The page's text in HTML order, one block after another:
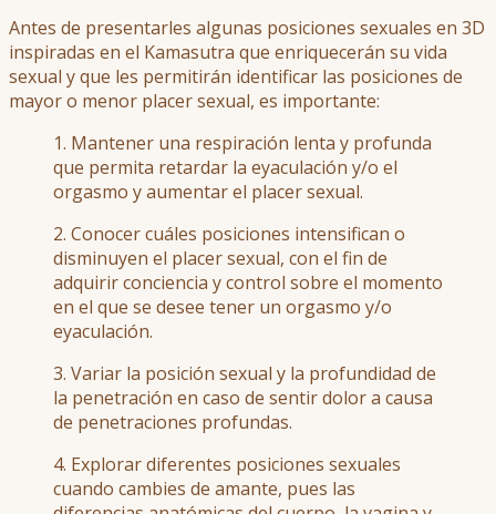
Antes de presentarles algunas posiciones sexuales en 3D
inspiradas en el Kamasutra que enriquecerán su vida
sexual y que les permitirán identificar las posiciones de
mayor o menor placer sexual, es importante:
1. Mantener una respiración lenta y profunda
que permita retardar la eyaculación y/o el
orgasmo y aumentar el placer sexual.
2. Conocer cuáles posiciones intensifican o
disminuyen el placer sexual, con el fin de
adquirir conciencia y control sobre el momento
en el que se desee tener un orgasmo y/o
eyaculación.
3. Variar la posición sexual y la profundidad de
la penetración en caso de sentir dolor a causa
de penetraciones profundas.
4. Explorar diferentes posiciones sexuales
cuando cambies de amante, pues las